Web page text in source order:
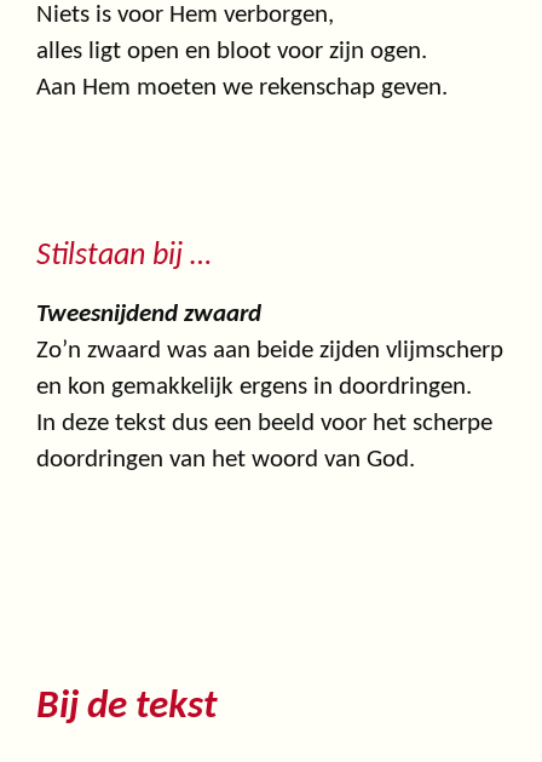
Niets is voor Hem verborgen,
alles ligt open en bloot voor zijn ogen.
Aan Hem moeten we rekenschap geven.
Stilstaan bij …
Tweesnijdend zwaard
Zo’n zwaard was aan beide zijden vlijmscherp
en kon gemakkelijk ergens in doordringen.
In deze tekst dus een beeld voor het scherpe
doordringen van het woord van God.
Bij de tekst